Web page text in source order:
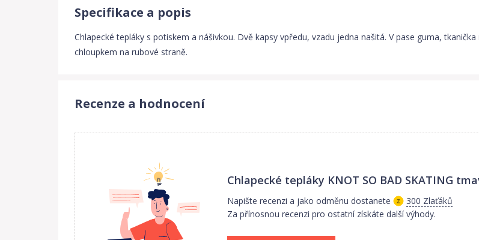
Specifikace a popis
Chlapecké tepláky s potiskem a nášivkou. Dvě kapsy vpředu, vzadu jedna našitá. V pase guma,
chloupkem na rubové straně.
Recenze a hodnocení
Chlapecké tepláky KNOT SO BAD SKATING
Napište recenzi a jako odměnu dostanete
300 Zlaťáků
Za přínosnou recenzi pro ostatní získáte další výhody.